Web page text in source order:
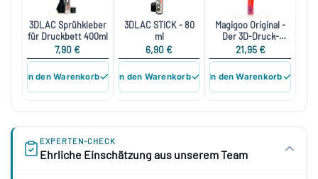
3DLAC Sprühkleber
für Druckbett 400ml
7,90 €
In den Warenkorb
3DLAC STICK - 80
ml
6,90 €
In den Warenkorb
Magigoo Original -
Der 3D-Druck-
Klebstoff
21,95 €
In den Warenkorb
EXPERTEN-CHECK
Ehrliche Einschätzung aus unserem Team